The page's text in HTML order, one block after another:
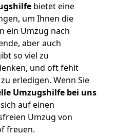
bietet eine
um Ihnen die
ein Umzug nach
aber auch
so viel zu
und oft fehlt
erledigen. Wenn Sie
Umzugshilfe bei uns
auf einen
Umzug von
freuen.